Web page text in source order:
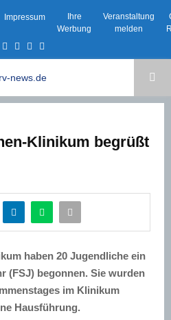
Impressum
Ihre
Werbung
Veranstaltung
melden
Facebook
TwitterInstagram
Email
Klinikum begrüßt
haben 20 Jugendliche ein
(FSJ) begonnen. Sie wurden
im Klinikum
Hausführung.